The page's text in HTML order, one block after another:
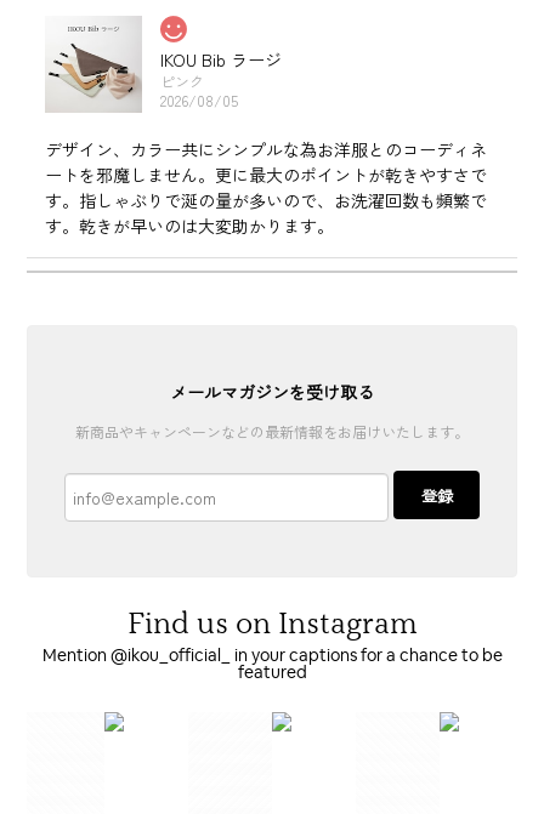
IKOU Bib ラージ
ピンク
2026/08/05
デザイン、カラー共にシンプルな為お洋服とのコーディネ
ートを邪魔しません。更に最大のポイントが乾きやすさで
す。指しゃぶりで涎の量が多いので、お洗濯回数も頻繁で
す。乾きが早いのは大変助かります。
オフホワイト
2025/12/20
スウェットショートパンツ
メールマガジンを受け取る
新商品やキャンペーンなどの最新情報をお届けいたします。
登録
Find us on Instagram
Mention @ikou_official_ in your captions for a chance to be
featured